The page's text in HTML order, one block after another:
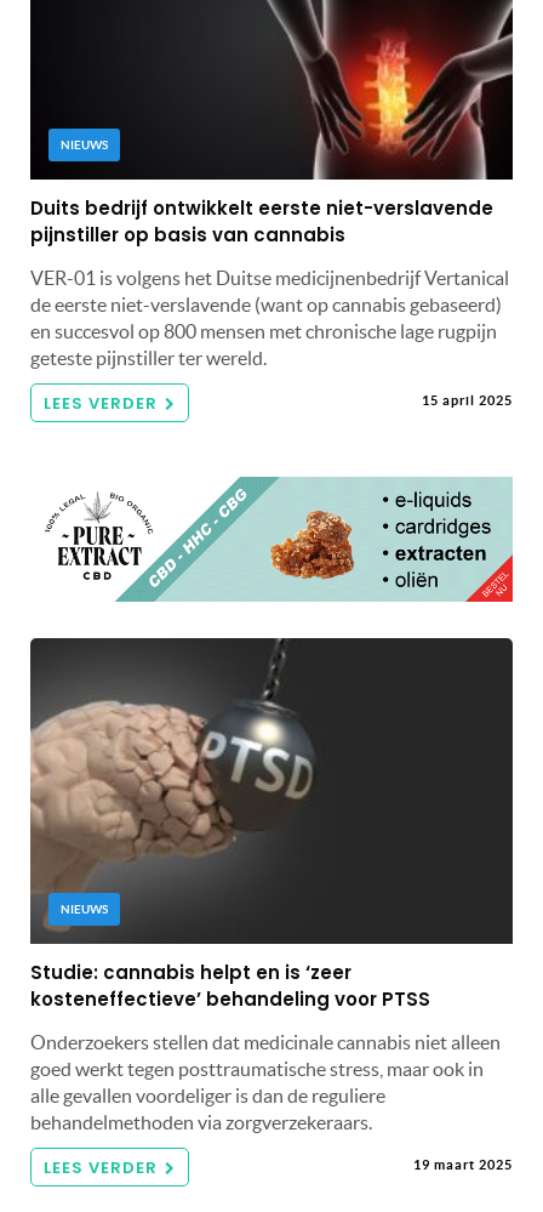
NIEUWS
Duits bedrijf ontwikkelt eerste niet-verslavende
pijnstiller op basis van cannabis
VER-01 is volgens het Duitse medicijnenbedrijf Vertanical
de eerste niet-verslavende (want op cannabis gebaseerd)
en succesvol op 800 mensen met chronische lage rugpijn
geteste pijnstiller ter wereld.
LEES VERDER 15 april 2025
NIEUWS
Studie: cannabis helpt en is ‘zeer
kosteneffectieve’ behandeling voor PTSS
Onderzoekers stellen dat medicinale cannabis niet alleen
goed werkt tegen posttraumatische stress, maar ook in
alle gevallen voordeliger is dan de reguliere
behandelmethoden via zorgverzekeraars.
LEES VERDER 19 maart 2025